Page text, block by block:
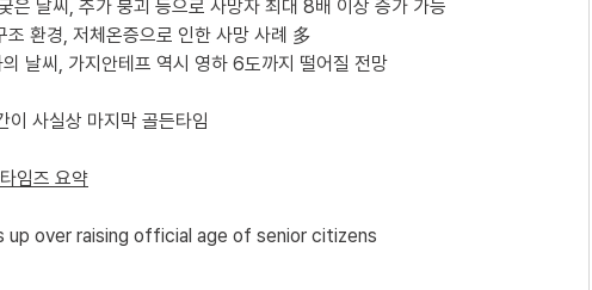
은 날씨, 추가 붕괴 등으로 사망자 최대 8배 이상 증가 가능
조 환경, 저체온증으로 인한 사망 사례 多
날씨, 가지안테프 역시 영하 6도까지 떨어질 전망
이 사실상 마지막 골든타임
임즈 요약
over raising official age of senior citizens